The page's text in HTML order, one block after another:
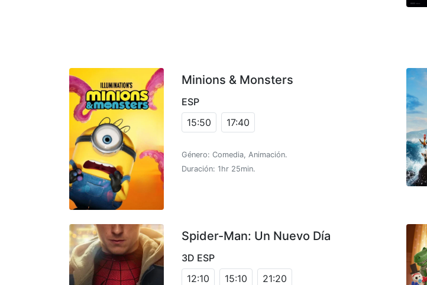
Minions & Monsters
ESP
15:50
17:40
Género: Comedia, Animación.
Duración: 1hr 25min.
Spider-Man: Un Nuevo Día
3D ESP
12:10
15:10 21:20